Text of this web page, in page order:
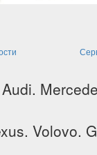
Volovo.